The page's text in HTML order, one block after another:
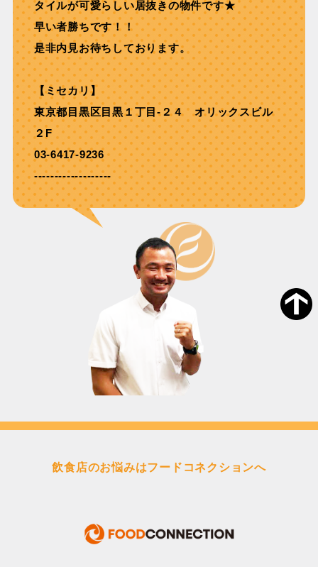
タイルが可愛らしい居抜きの物件です★
早い者勝ちです！！
是非内見お待ちしております。
【ミセカリ】
東京都目黒区目黒１丁目-２４ オリックスビル
２F
03-6417-9236
-------------------
飲食店のお悩みはフードコネクションへ